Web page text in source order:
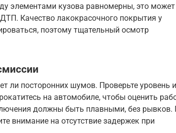
элементами кузова равномерны, это может
Качество лакокрасочного покрытия у
поэтому тщательный осмотр
ли посторонних шумов. Проверьте уровень и
на автомобиле, чтобы оценить
должны быть плавными, без рывков.
внимание на отсутствие задержек при